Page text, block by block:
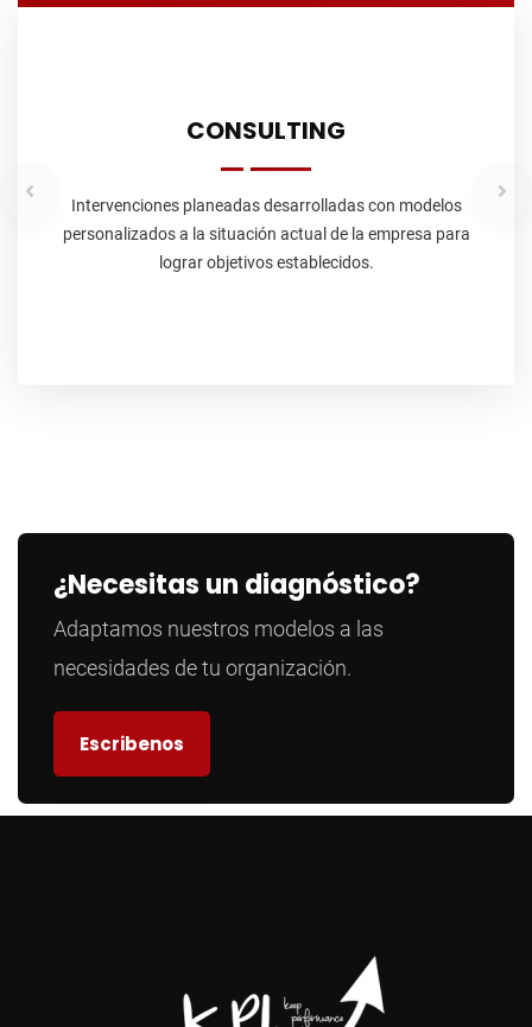
CONSULTING
Intervenciones planeadas desarrolladas con modelos
personalizados a la situación actual de la empresa para
lograr objetivos establecidos.
¿Necesitas un diagnóstico?
Adaptamos nuestros modelos a las
necesidades de tu organización.
Escribenos